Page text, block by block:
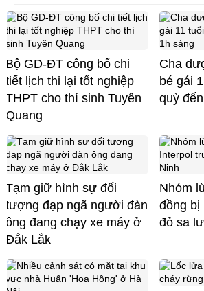
Bộ GD-ĐT công bố chi
tiết lịch thi lại tốt nghiệp
THPT cho thí sinh Tuyên
Quang
Cha
bé gái
quỳ
Tạm giữ hình sự đối
tượng đạp ngã người đàn
ông đang chạy xe máy ở
Đắk Lắk
Nhóm
đồng bị
đỏ sa